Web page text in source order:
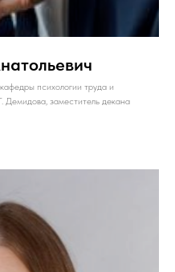
психологии труда и
Демидова, заместитель декана